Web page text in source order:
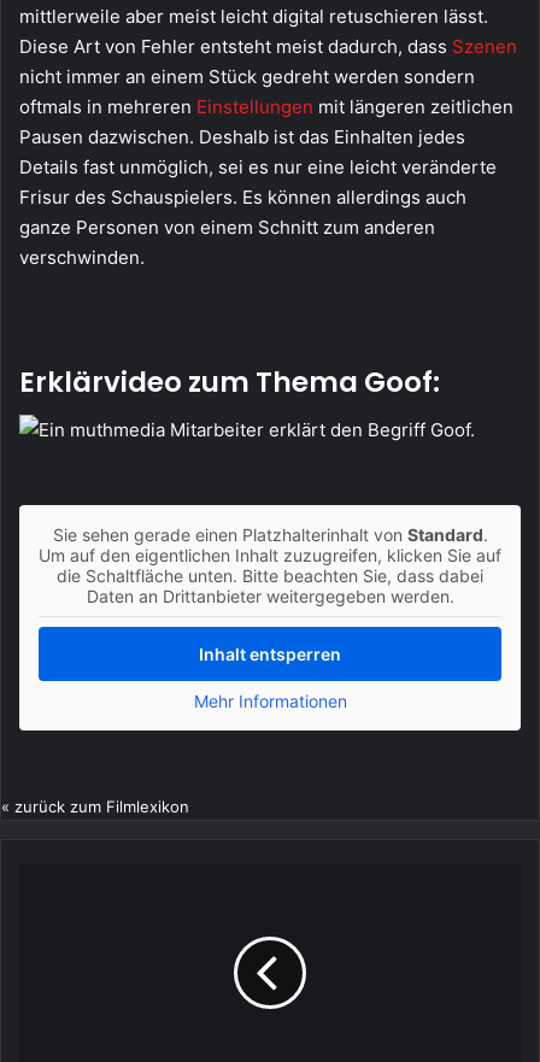
mittlerweile aber meist leicht digital retuschieren lässt.
Diese Art von Fehler entsteht meist dadurch, dass Szenen
nicht immer an einem Stück gedreht werden sondern
oftmals in mehreren Einstellungen mit längeren zeitlichen
Pausen dazwischen. Deshalb ist das Einhalten jedes
Details fast unmöglich, sei es nur eine leicht veränderte
Frisur des Schauspielers. Es können allerdings auch
ganze Personen von einem Schnitt zum anderen
verschwinden.
Erklärvideo zum Thema Goof:
Sie sehen gerade einen Platzhalterinhalt von Standard.
Um auf den eigentlichen Inhalt zuzugreifen, klicken Sie auf
die Schaltfläche unten. Bitte beachten Sie, dass dabei
Daten an Drittanbieter weitergegeben werden.
Inhalt entsperren
Mehr Informationen
« zurück zum Filmlexikon